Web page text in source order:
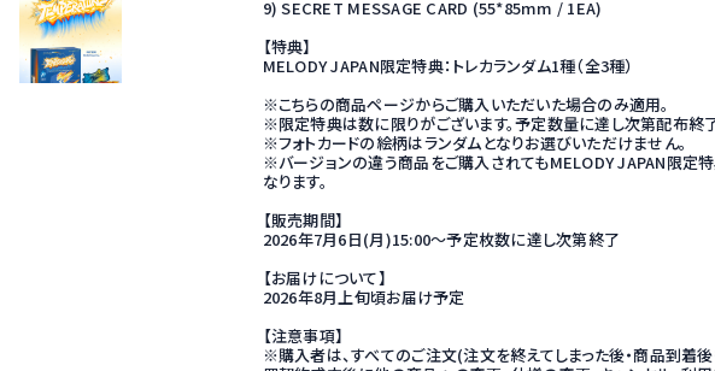
9) SECRET MESSAGE CARD (55*85mm / 1EA)
【特典】
MELODY JAPAN限定特典：トレカランダム1種（全3種）
※こちらの商品ページからご購入いただいた場合のみ適用。
※限定特典は数に限りがございます。予定数量に達し次第配布終了
※フォトカードの絵柄はランダムとなりお選びいただけません。
※バージョンの違う商品をご購入されてもMELODY JAPAN限定
なります。
【販売期間】
2026年7月6日(月)15:00～予定枚数に達し次第終了
【お届けについて】
2026年8月上旬頃お届け予定
【注意事項】
※購入者は、すべてのご注文(注文を終えてしまった後・商品到着